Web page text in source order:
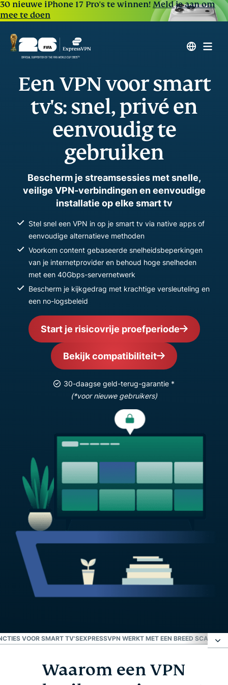
30 nieuwe iPhone 17 Pro's te winnen!Meld je aan om
mee te doen
Een VPN voor smart
tv's: snel, privé en
eenvoudig te
gebruiken
Bescherm je streamsessies met snelle,
veilige VPN-verbindingen en eenvoudige
installatie op elke smart tv
Stel snel een VPN in op je smart tv via native apps of
eenvoudige alternatieve methoden
Voorkom content gebaseerde snelheidsbeperkingen
van je internetprovider en behoud hoge snelheden
met een 40Gbps-servernetwerk
Bescherm je kijkgedrag met krachtige versleuteling en
een no-logsbeleid
Start je risicovrije proefperiode
Bekijk compatibiliteit
30-daagse geld-terug-garantie *
(*voor nieuwe gebruikers)
VOOR SMART TV'SEXPRESSVPN WERKT MET EEN BREED SCALA
Waarom een VPN gebruiken op je smart tv?
Waarom een VPN